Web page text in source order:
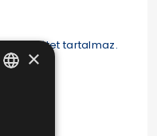
alátétet tartalmaz.
×